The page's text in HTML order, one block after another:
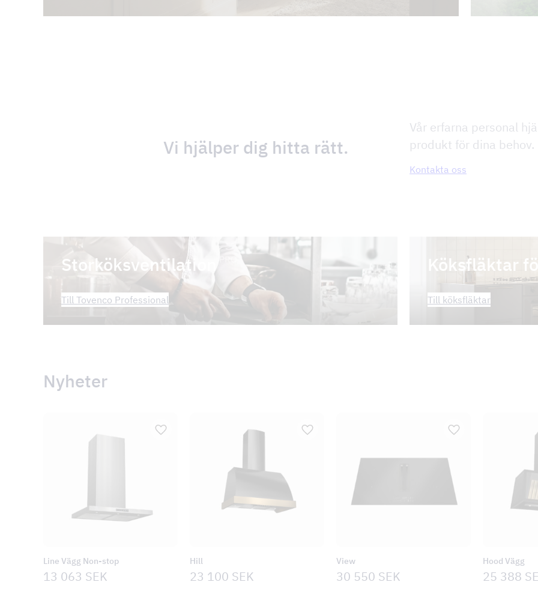
Vi hjälper dig hitta rätt.
Vår erfarna personal
produkt för dina behov.
Kontakta oss
Storköks­ventilation
Till Tovenco Professional
Köksfläktar
Till köksfläktar
Nyheter
Line Vägg Non-stop
13 063 SEK
Hill
23 100 SEK
View
30 550 SEK
Hood Vägg
25 388